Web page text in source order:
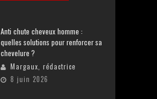
Anti chute cheveux homme :
quelles solutions pour renforcer sa
chevelure ?
Margaux, rédactrice
8 juin 2026